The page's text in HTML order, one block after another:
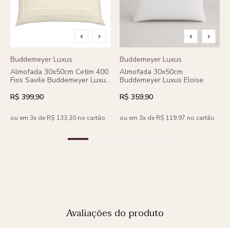
Buddemeyer Luxus
Almofada 30x50cm Cetim 400
Fios Savile Buddemeyer Luxus
R$ 399,90
ou em 3x de R$ 133,30 no cartão
Buddemeyer Luxus
Almofada 30x50cm
Buddemeyer Luxus Eloise.
R$ 359,90
ou em 3x de R$ 119,97 no cartão
Avaliações do produto